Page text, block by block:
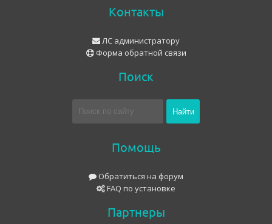
Контакты
ЛС администратору
Форма обратной связи
Поиск
Помощь
Обратиться на форум
FAQ по установке
Партнеры